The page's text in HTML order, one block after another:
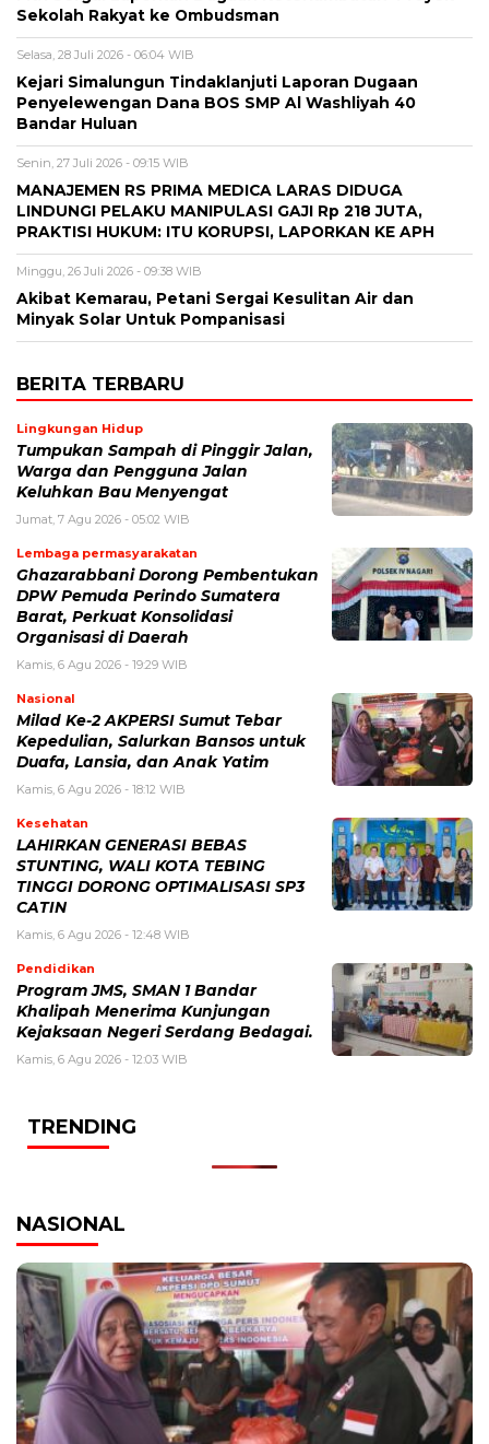
Sekolah Rakyat ke Ombudsman
Selasa, 28 Juli 2026 - 06:04 WIB
Kejari Simalungun Tindaklanjuti Laporan Dugaan
Penyelewengan Dana BOS SMP Al Washliyah 40
Bandar Huluan
Senin, 27 Juli 2026 - 09:15 WIB
MANAJEMEN RS PRIMA MEDICA LARAS DIDUGA
LINDUNGI PELAKU MANIPULASI GAJI Rp 218 JUTA,
PRAKTISI HUKUM: ITU KORUPSI, LAPORKAN KE APH
Minggu, 26 Juli 2026 - 09:38 WIB
Akibat Kemarau, Petani Sergai Kesulitan Air dan
Minyak Solar Untuk Pompanisasi
BERITA TERBARU
Lingkungan Hidup
Tumpukan Sampah di Pinggir Jalan,
Warga dan Pengguna Jalan
Keluhkan Bau Menyengat
Jumat, 7 Agu 2026 - 05:02 WIB
Lembaga permasyarakatan
Ghazarabbani Dorong Pembentukan
DPW Pemuda Perindo Sumatera
Barat, Perkuat Konsolidasi
Organisasi di Daerah
Kamis, 6 Agu 2026 - 19:29 WIB
Nasional
Milad Ke-2 AKPERSI Sumut Tebar
Kepedulian, Salurkan Bansos untuk
Duafa, Lansia, dan Anak Yatim
Kamis, 6 Agu 2026 - 18:12 WIB
Kesehatan
LAHIRKAN GENERASI BEBAS
STUNTING, WALI KOTA TEBING
TINGGI DORONG OPTIMALISASI SP3
CATIN
Kamis, 6 Agu 2026 - 12:48 WIB
Pendidikan
Program JMS, SMAN 1 Bandar
Khalipah Menerima Kunjungan
Kejaksaan Negeri Serdang Bedagai.
Kamis, 6 Agu 2026 - 12:03 WIB
TRENDING
NASIONAL